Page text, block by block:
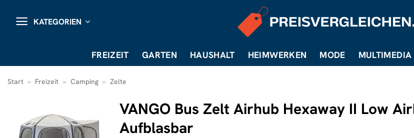
Inhalt
KATEGORIEN
FREIZEIT GARTEN HAUSHALT HEIMWERKEN MODE MULTIMEDIA
Start » Freizeit » Camping » Zelte
VANGO Bus Zelt Airhub Hexaway II Low
Aufblasbar